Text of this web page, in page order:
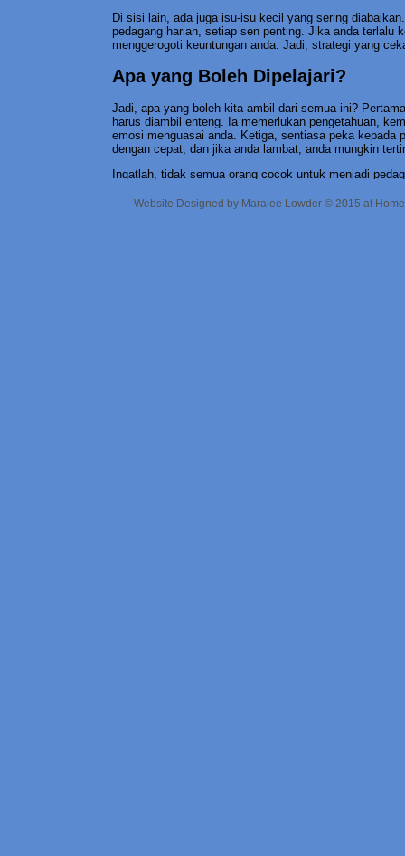
Di sisi lain, ada juga isu-isu kecil yang sering
pedagang harian, setiap sen penting. Jika anda terlalu
menggerogoti keuntungan anda. Jadi, strategi yang
Apa yang Boleh Dipelajari?
Jadi, apa yang boleh kita ambil dari semua ini?
harus diambil enteng. Ia memerlukan pengetahuan,
emosi menguasai anda. Ketiga, sentiasa peka kepada
dengan cepat, dan jika anda lambat, anda mungkin
Ingatlah, tidak semua orang cocok untuk menjadi
kepribadian dan tujuan anda. Kalau anda masih ragu,
Website Designed by Maralee Lowder © 2015 at